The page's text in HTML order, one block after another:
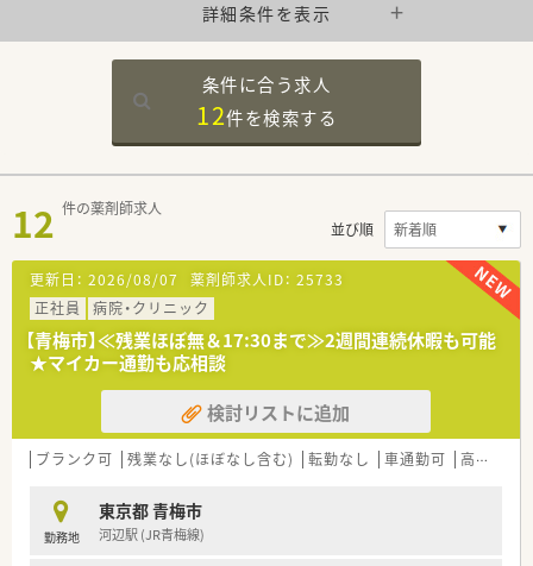
詳細条件を表示
条件に合う求人
12件を検索する
12 件の薬剤師求人
並び順
更新日： 2026/08/07 薬剤師求人ID： 25733
正社員
病院・クリニック
【青梅市】≪残業ほぼ無＆17:30まで≫2週間連続休暇も可能
★マイカー通勤も応相談
検討リストに追加
ブランク可 残業なし(ほぼなし含む) 転勤なし 車通勤可 高給与(600万円以上)
勤務地
東京都 青梅市
河辺駅 (JR青梅線)